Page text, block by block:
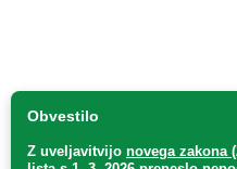
Obvestilo
Z uveljavitvijo novega zakona